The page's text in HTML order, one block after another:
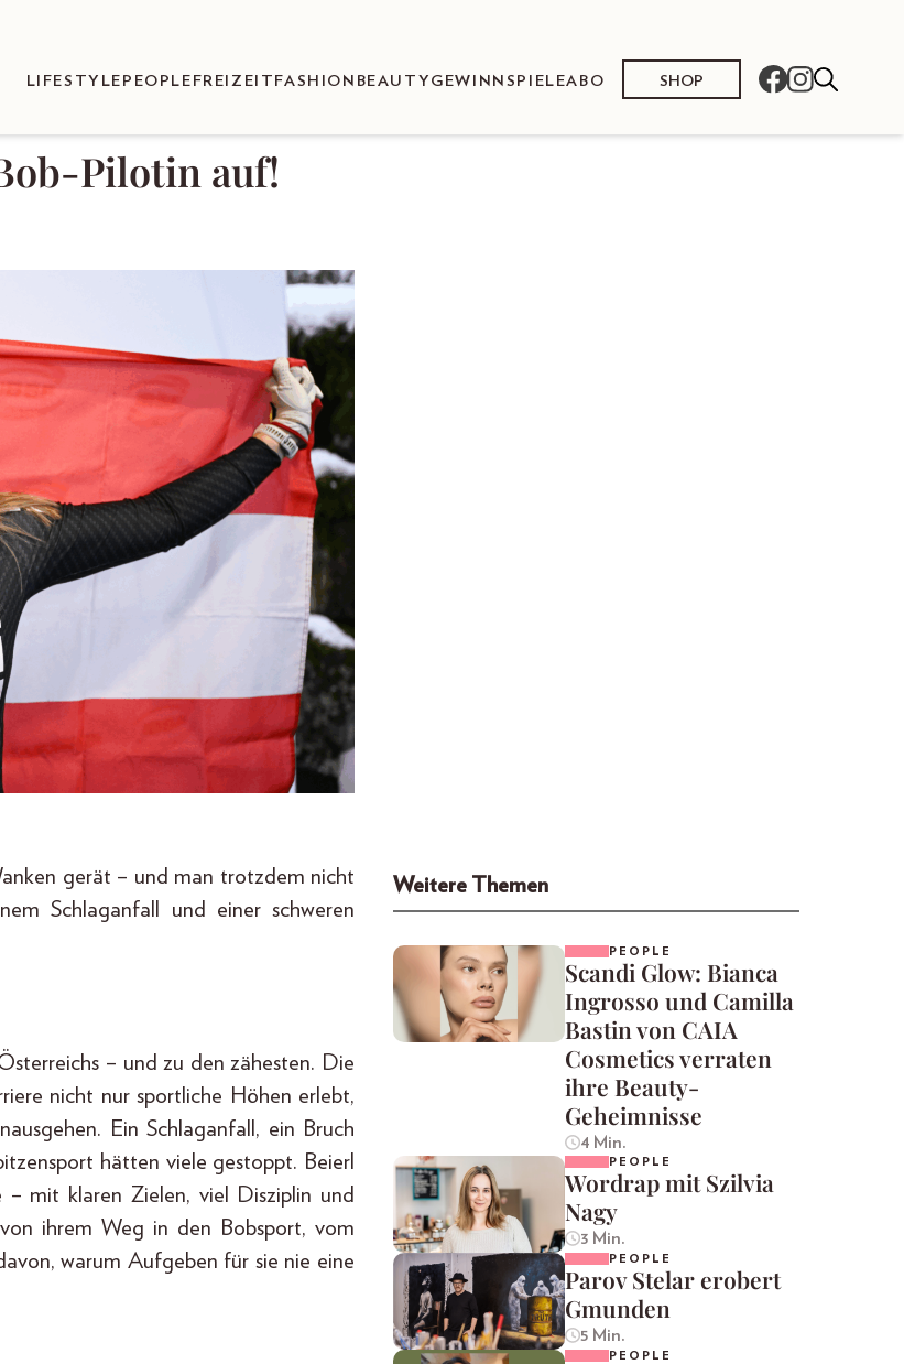
LIFESTYLE PEOPLE FREIZEIT FASHION BEAUTY GEWINNSPIELEABO SHOP
Pilotin auf!
gerät – und man trotzdem nicht
Schlaganfall und einer schweren
– und zu den zähesten. Die
nicht nur sportliche Höhen erlebt,
Ein Schlaganfall, ein Bruch
hätten viele gestoppt. Beierl
mit klaren Zielen, viel Disziplin und
ihrem Weg in den Bobsport, vom
warum Aufgeben für sie nie eine
Weitere Themen
PEOPLE
Scandi Glow: Bianca
Ingrosso und Camilla
Bastin von CAIA
Cosmetics verraten
ihre Beauty-
Geheimnisse
4 Min.
PEOPLE
Wordrap mit Szilvia
Nagy
3 Min.
PEOPLE
Parov Stelar erobert
Gmunden
5 Min.
PEOPLE